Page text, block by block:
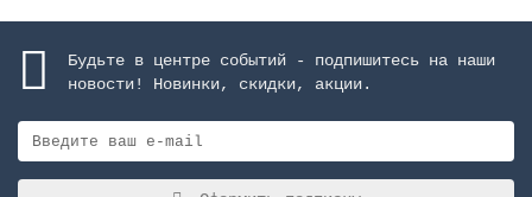
Будьте в центре событий - подпишитесь на наши
новости! Новинки, скидки, акции.